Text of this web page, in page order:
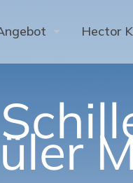
Hector